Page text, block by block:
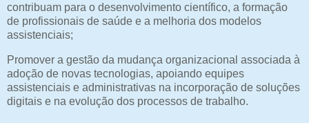
contribuam para o desenvolvimento científico, a formação
de profissionais de saúde e a melhoria dos modelos
assistenciais;
Promover a gestão da mudança organizacional associada à
adoção de novas tecnologias, apoiando equipes
assistenciais e administrativas na incorporação de soluções
digitais e na evolução dos processos de trabalho.